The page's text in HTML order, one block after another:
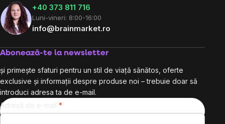
+40 373 811 716
Luni-vineri: 8:00-16:00
info@brainmarket.ro
Abonează-te la newsletter
și primește sfaturi pentru un stil de viață sănătos, oferte
exclusive și informații despre produse noi – trebuie doar să
introduci adresa ta de e-mail.
Adresă de e-mail